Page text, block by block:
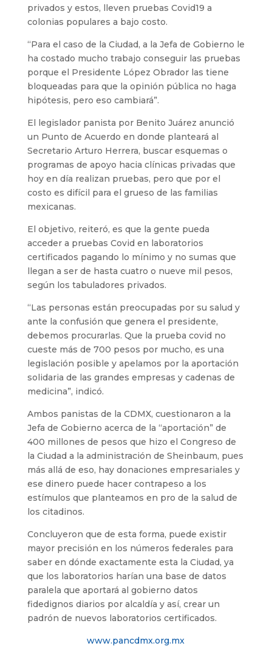
privados y estos, lleven pruebas Covid19 a
colonias populares a bajo costo.
“Para el caso de la Ciudad, a la Jefa de Gobierno le
ha costado mucho trabajo conseguir las pruebas
porque el Presidente López Obrador las tiene
bloqueadas para que la opinión pública no haga
hipótesis, pero eso cambiará”.
El legislador panista por Benito Juárez anunció
un Punto de Acuerdo en donde planteará al
Secretario Arturo Herrera, buscar esquemas o
programas de apoyo hacia clínicas privadas que
hoy en día realizan pruebas, pero que por el
costo es difícil para el grueso de las familias
mexicanas.
El objetivo, reiteró, es que la gente pueda
acceder a pruebas Covid en laboratorios
certificados pagando lo mínimo y no sumas que
llegan a ser de hasta cuatro o nueve mil pesos,
según los tabuladores privados.
“Las personas están preocupadas por su salud y
ante la confusión que genera el presidente,
debemos procurarlas. Que la prueba covid no
cueste más de 700 pesos por mucho, es una
legislación posible y apelamos por la aportación
solidaria de las grandes empresas y cadenas de
medicina”, indicó.
Ambos panistas de la CDMX, cuestionaron a la
Jefa de Gobierno acerca de la “aportación” de
400 millones de pesos que hizo el Congreso de
la Ciudad a la administración de Sheinbaum, pues
más allá de eso, hay donaciones empresariales y
ese dinero puede hacer contrapeso a los
estímulos que planteamos en pro de la salud de
los citadinos.
Concluyeron que de esta forma, puede existir
mayor precisión en los números federales para
saber en dónde exactamente esta la Ciudad, ya
que los laboratorios harían una base de datos
paralela que aportará al gobierno datos
fidedignos diarios por alcaldía y así, crear un
padrón de nuevos laboratorios certificados.
www.pancdmx.org.mx